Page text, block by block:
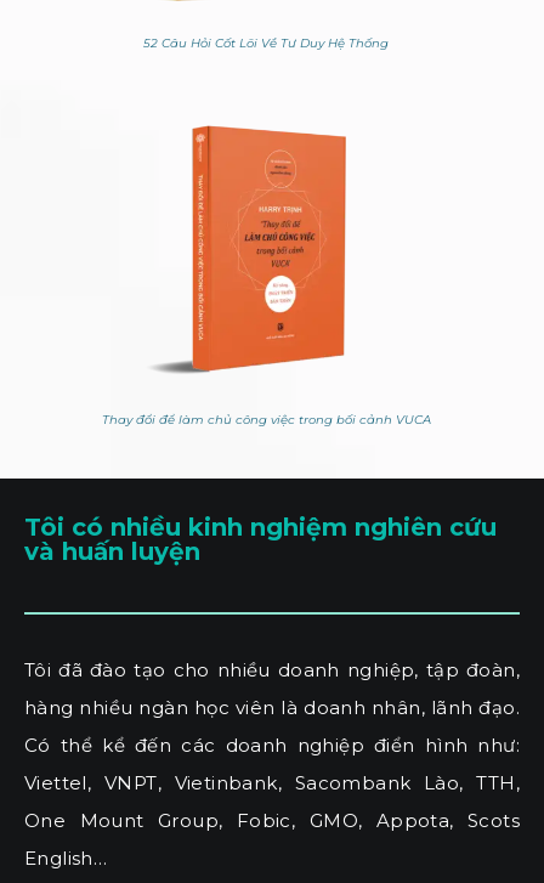
52 Câu Hỏi Cốt Lõi Về Tư Duy Hệ Thống
Thay đổi để làm chủ công việc trong bối cảnh VUCA
Tôi có nhiều kinh nghiệm nghiên cứu
và huấn luyện
Tôi đã đào tạo cho nhiều doanh nghiệp, tập đoàn,
hàng nhiều ngàn học viên là doanh nhân, lãnh đạo.
Có thể kể đến các doanh nghiệp điển hình như:
Viettel, VNPT, Vietinbank, Sacombank Lào, TTH,
One Mount Group, Fobic, GMO, Appota, Scots
English…